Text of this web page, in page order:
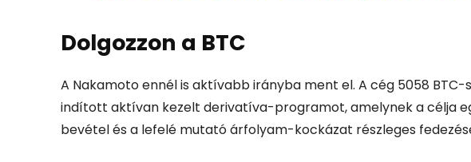
Dolgozzon a BTC
A Nakamoto ennél is aktívabb irányba ment el. A cég 5058
indított aktívan kezelt derivatíva-programot, amelynek a célja
bevétel és a lefelé mutató árfolyam-kockázat részleges